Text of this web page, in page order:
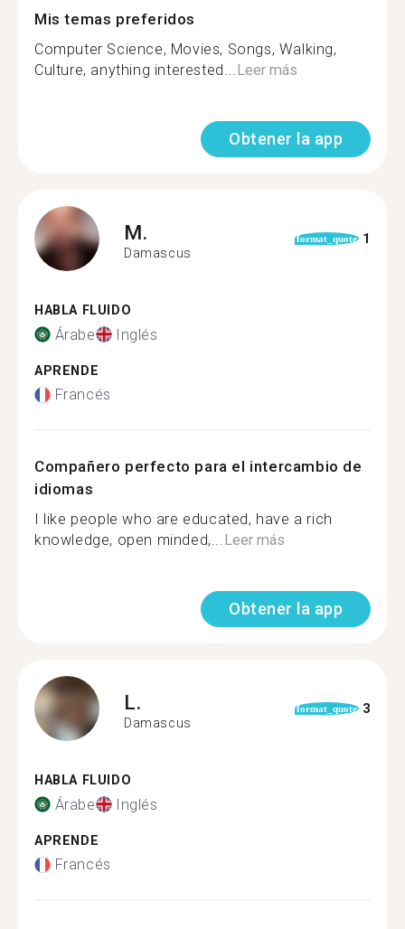
Mis temas preferidos
Computer Science, Movies, Songs, Walking,
Culture, anything interested...Leer más
Obtener la app
M.
Damascus
format_quote 1
HABLA FLUIDO
Árabe Inglés
APRENDE
Francés
Compañero perfecto para el intercambio de
idiomas
I like people who are educated, have a rich
knowledge, open minded,...Leer más
Obtener la app
L.
Damascus
format_quote 3
HABLA FLUIDO
Árabe Inglés
APRENDE
Francés